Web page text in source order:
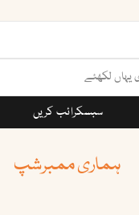
سبسکرائب کریں
ہماری ممبرشپ